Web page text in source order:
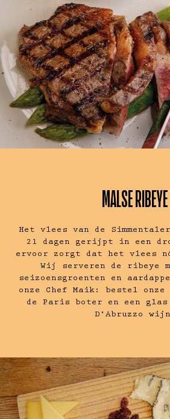
MALSE RIBEYE
Het vlees van de
21 dagen gerijpt in een
ervoor zorgt dat het vlees
Wij serveren de ribeye
seizoensgroenten en
onze Chef Maik: bestel onze
de Paris boter en een glas
D’Abruzzo